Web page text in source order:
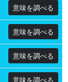
意味を調べる
意味を調べる
意味を調べる
意味を調べる